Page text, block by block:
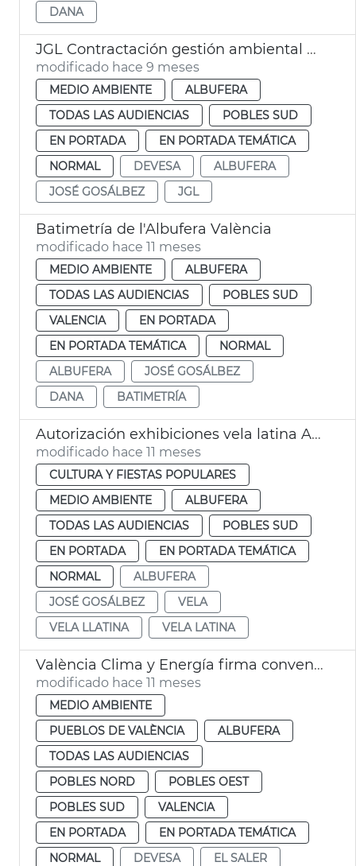
DANA
JGL Contractación gestión ambiental Devesa-Albufera València
modificado hace 9 meses
MEDIO AMBIENTE
ALBUFERA
TODAS LAS AUDIENCIAS
POBLES SUD
EN PORTADA
EN PORTADA TEMÁTICA
NORMAL
DEVESA
ALBUFERA
JOSÉ GOSÁLBEZ
JGL
Batimetría de l'Albufera València
modificado hace 11 meses
MEDIO AMBIENTE
ALBUFERA
TODAS LAS AUDIENCIAS
POBLES SUD
VALENCIA
EN PORTADA
EN PORTADA TEMÁTICA
NORMAL
ALBUFERA
JOSÉ GOSÁLBEZ
DANA
BATIMETRÍA
Autorización exhibiciones vela latina Albufera València
modificado hace 11 meses
CULTURA Y FIESTAS POPULARES
MEDIO AMBIENTE
ALBUFERA
TODAS LAS AUDIENCIAS
POBLES SUD
EN PORTADA
EN PORTADA TEMÁTICA
NORMAL
ALBUFERA
JOSÉ GOSÁLBEZ
VELA
VELA LLATINA
VELA LATINA
València Clima y Energía firma convenio Cruz Roja voluntariado Albufera
modificado hace 11 meses
MEDIO AMBIENTE
PUEBLOS DE VALÈNCIA
ALBUFERA
TODAS LAS AUDIENCIAS
POBLES NORD
POBLES OEST
POBLES SUD
VALENCIA
EN PORTADA
EN PORTADA TEMÁTICA
NORMAL
DEVESA
EL SALER